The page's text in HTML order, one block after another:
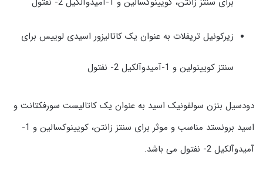
زیرکونیل تریفلات به عنوان یک کاتالیزور اسیدی لوییس برای
سنتز کویینولین و 1-آمیدوآلکیل 2- نفتول
دودسیل بنزن سولفونیک اسید به عنوان یک کاتالیست سورفکتانت و
اسید برونستد مناسب و موثر برای سنتز زانتن، کویینوکسالین و 1-
آمیدوآلکیل 2- نفتول می باشد.